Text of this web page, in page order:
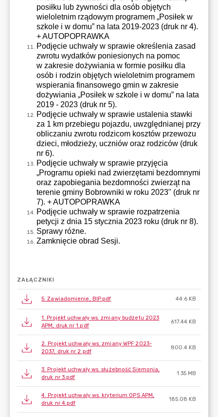
ZAŁĄCZNIKI
5. Zawiadomienie, BIP.pdf 44.6 KB
1. Projekt uchwały ws. zmiany budżetu 2023
APM, druk nr 1.pdf
617.44 KB
2. Projekt uchwały ws. zmiany WPF 2023-
2037, druk nr 2.pdf
800.4 KB
3. Projekt uchwały ws. służebność Siemonia,
druk nr 3.pdf
1.35 MB
4. Projekt uchwały ws. kryterium OPS APM,
druk nr 4.pdf
185.08 KB